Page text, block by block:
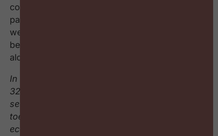
constructieve sectororganisatie met de sociale
partners samenzitten en bekijken hoe we zo
weinig mogelijk verdere schade kunnen
berokkenen aan ons economisch weefsel”,
aldus nog Bart Steukers.
In de Belgische technologiesector werken
324.000 mensen direct en evenveel indirect. De
sector vertegenwoordigt negen procent van de
toegevoegde waarde van de Belgische
economie en haalt een goede helft van de